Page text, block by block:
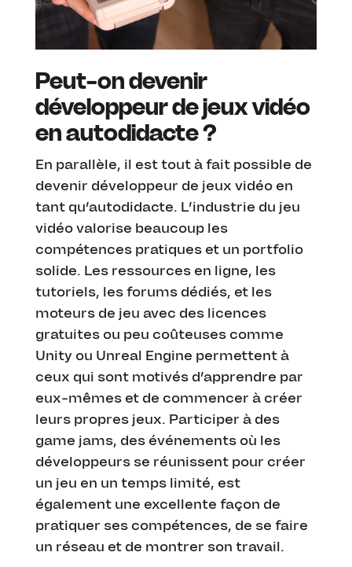
Peut-on devenir
développeur de jeux vidéo
en autodidacte ?
En parallèle, il est tout à fait possible de
devenir développeur de jeux vidéo en
tant qu’autodidacte. L’industrie du jeu
vidéo valorise beaucoup les
compétences pratiques et un portfolio
solide. Les ressources en ligne, les
tutoriels, les forums dédiés, et les
moteurs de jeu avec des licences
gratuites ou peu coûteuses comme
Unity ou Unreal Engine permettent à
ceux qui sont motivés d’apprendre par
eux-mêmes et de commencer à créer
leurs propres jeux. Participer à des
game jams, des événements où les
développeurs se réunissent pour créer
un jeu en un temps limité, est
également une excellente façon de
pratiquer ses compétences, de se faire
un réseau et de montrer son travail.